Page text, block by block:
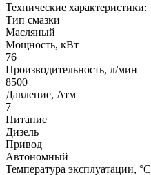
Технические характеристики:
Тип смазки
Масляный
Мощность, кВт
76
Производительность, л/мин
8500
Давление, Атм
7
Питание
Дизель
Привод
Автономный
Температура эксплуатации, °С